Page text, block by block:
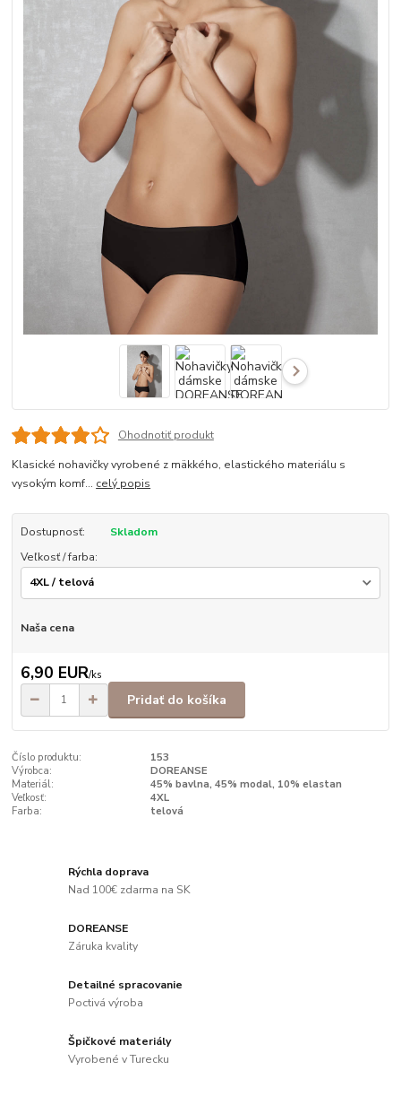
Ohodnotiť produkt
Klasické nohavičky vyrobené z mäkkého, elastického materiálu s
vysokým komf... celý popis
Dostupnosť:
Skladom
Veľkosť / farba:
Naša cena
6,90 EUR/ks
Pridať do košíka
Číslo produktu:
153
Výrobca:
DOREANSE
Materiál:
45% bavlna, 45% modal, 10% elastan
Veľkosť:
4XL
Farba:
telová
Rýchla doprava
Nad 100€ zdarma na SK
DOREANSE
Záruka kvality
Detailné spracovanie
Poctivá výroba
Špičkové materiály
Vyrobené v Turecku